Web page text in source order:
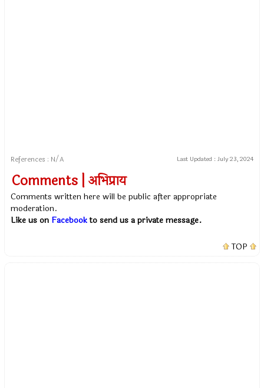
References : N/A Last Updated : July 23, 2024
Comments | अभिप्राय
Comments written here will be public after appropriate
moderation.
Like us on Facebookto send us a private message.
TOP